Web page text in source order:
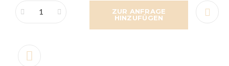
ZUR ANFRAGE
HINZUFÜGEN